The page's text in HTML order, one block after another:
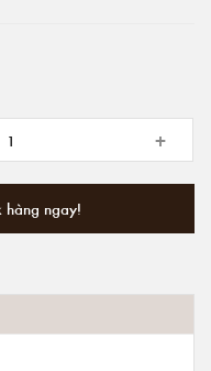
+
hàng ngay!